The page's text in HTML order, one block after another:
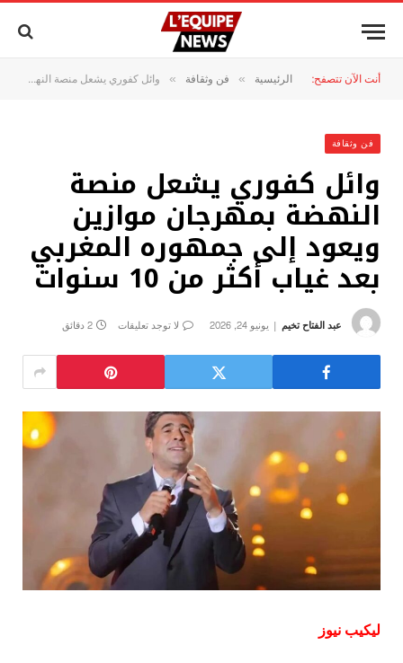
أنت الآن تتصفح: الرئيسية » فن وثقافة » وائل كفوري يشعل منصة النهضة بمهرجان موازين ويعود إلى جمهوره المغربي بعد غياب أكثر من 10 سنوات
فن وثقافة
وائل كفوري يشعل منصة
النهضة بمهرجان موازين
ويعود إلى جمهوره المغربي
بعد غياب أكثر من 10 سنوات
عبد الفتاح تخيم يونيو 24, 2026 لا توجد تعليقات 2 دقائق
ليكيب نيوز